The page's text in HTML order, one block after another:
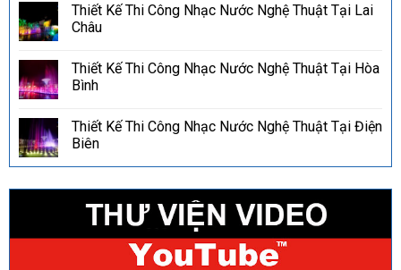
Thiết Kế Thi Công Nhạc Nước Nghệ Thuật Tại Lai
Châu
Thiết Kế Thi Công Nhạc Nước Nghệ Thuật Tại Hòa
Bình
Thiết Kế Thi Công Nhạc Nước Nghệ Thuật Tại Điện
Biên